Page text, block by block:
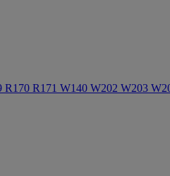
R170 R171 W140 W202 W203